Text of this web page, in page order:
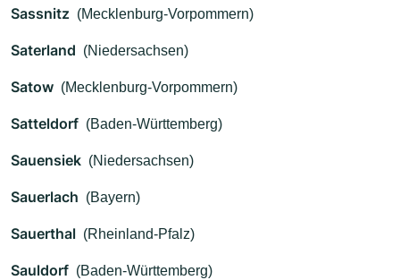
Sassnitz (Mecklenburg-Vorpommern)
Saterland (Niedersachsen)
Satow (Mecklenburg-Vorpommern)
Satteldorf (Baden-Württemberg)
Sauensiek (Niedersachsen)
Sauerlach (Bayern)
Sauerthal (Rheinland-Pfalz)
Sauldorf (Baden-Württemberg)